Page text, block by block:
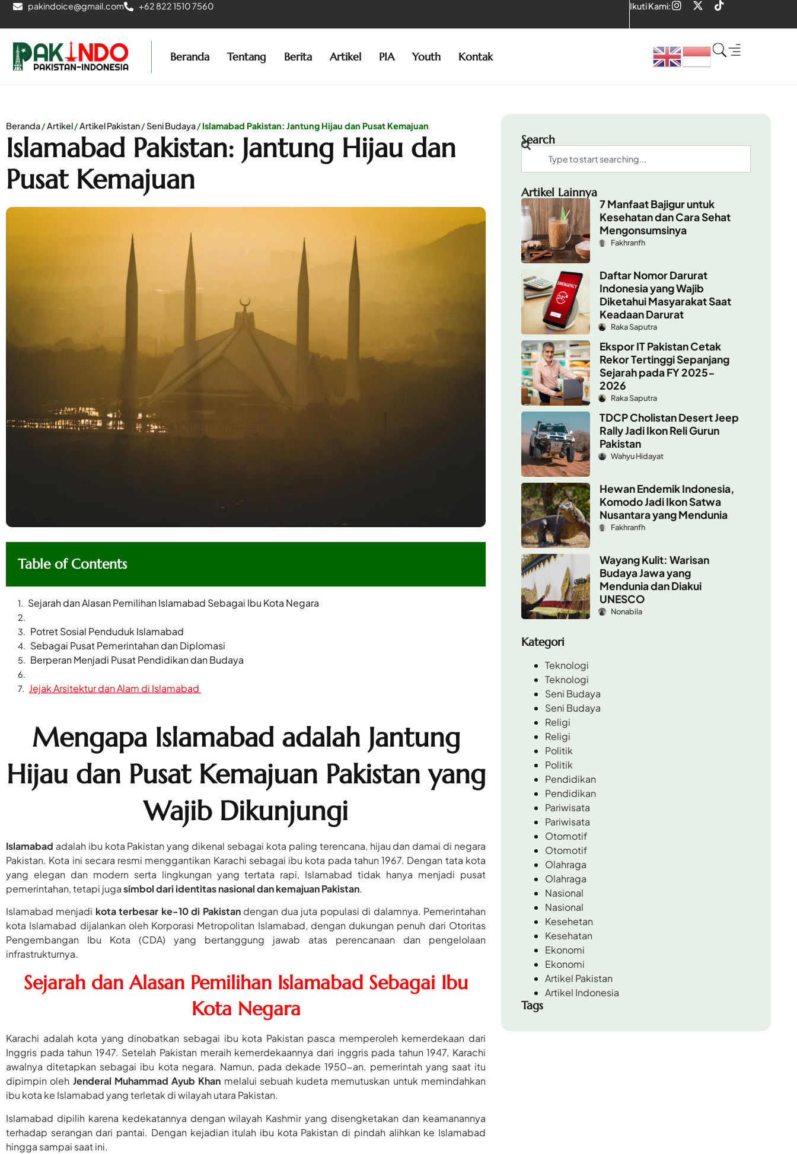
pakindoice@gmail.com +62 822 1510 7560 Ikuti Kami:
Beranda Tentang Berita Artikel PIA Youth Kontak
Beranda/Artikel/Artikel Pakistan/Seni Budaya/Islamabad Pakistan: Jantung Hijau dan Pusat Kemajuan
Islamabad Pakistan: Jantung Hijau dan
Pusat Kemajuan
Table of Contents
Sejarah dan Alasan Pemilihan Islamabad Sebagai Ibu Kota Negara
Potret Sosial Penduduk Islamabad
Sebagai Pusat Pemerintahan dan Diplomasi
Berperan Menjadi Pusat Pendidikan dan Budaya
Jejak Arsitektur dan Alam di Islamabad
Mengapa Islamabad adalah Jantung
Hijau dan Pusat Kemajuan Pakistan yang
Wajib Dikunjungi
Islamabad adalah ibu kota Pakistan yang dikenal sebagai kota paling terencana, hijau dan damai di negara
Pakistan. Kota ini secara resmi menggantikan Karachi sebagai ibu kota pada tahun 1967. Dengan tata kota
yang elegan dan modern serta lingkungan yang tertata rapi, Islamabad tidak hanya menjadi pusat
pemerintahan, tetapi jugasimbol dari identitas nasional dan kemajuan Pakistan.
Islamabad menjadi kota terbesar ke-10 di Pakistandengan dua juta populasi di dalamnya. Pemerintahan
kota Islamabad dijalankan oleh Korporasi Metropolitan Islamabad, dengan dukungan penuh dari Otoritas
Pengembangan Ibu Kota (CDA) yang bertanggung jawab atas perencanaan dan pengelolaan
infrastrukturnya.
Sejarah dan Alasan Pemilihan Islamabad Sebagai Ibu
Kota Negara
Karachi adalah kota yang dinobatkan sebagai ibu kota Pakistan pasca memperoleh kemerdekaan dari
Inggris pada tahun 1947. Setelah Pakistan meraih kemerdekaannya dari inggris pada tahun 1947, Karachi
awalnya ditetapkan sebagai ibu kota negara. Namun, pada dekade 1950-an, pemerintah yang saat itu
dipimpin oleh Jenderal Muhammad Ayub Khan melalui sebuah kudeta memutuskan untuk memindahkan
ibu kota ke Islamabad yang terletak di wilayah utara Pakistan.
Islamabad dipilih karena kedekatannya dengan wilayah Kashmir yang disengketakan dan keamanannya
terhadap serangan dari pantai. Dengan kejadian itulah ibu kota Pakistan di pindah alihkan ke Islamabad
hingga sampai saat ini.
Search
Artikel Lainnya
7 Manfaat Bajigur untuk
Kesehatan dan Cara Sehat
Mengonsumsinya
Fakhranfh
Daftar Nomor Darurat
Indonesia yang Wajib
Diketahui Masyarakat Saat
Keadaan Darurat
Raka Saputra
Ekspor IT Pakistan Cetak
Rekor Tertinggi Sepanjang
Sejarah pada FY 2025-
2026
Raka Saputra
TDCP Cholistan Desert Jeep
Rally Jadi Ikon Reli Gurun
Pakistan
Wahyu Hidayat
Hewan Endemik Indonesia,
Komodo Jadi Ikon Satwa
Nusantara yang Mendunia
Fakhranfh
Wayang Kulit: Warisan
Budaya Jawa yang
Mendunia dan Diakui
UNESCO
Nonabila
Kategori
Teknologi
Teknologi
Seni Budaya
Seni Budaya
Religi
Religi
Politik
Politik
Pendidikan
Pendidikan
Pariwisata
Pariwisata
Otomotif
Otomotif
Olahraga
Olahraga
Nasional
Nasional
Kesehetan
Kesehatan
Ekonomi
Ekonomi
Artikel Pakistan
Artikel Indonesia
Tags